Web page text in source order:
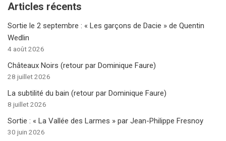
Articles récents
Sortie le 2 septembre : « Les garçons de Dacie » de Quentin
Wedlin
4 août 2026
Châteaux Noirs (retour par Dominique Faure)
28 juillet 2026
La subtilité du bain (retour par Dominique Faure)
8 juillet 2026
Sortie : « La Vallée des Larmes » par Jean-Philippe Fresnoy
30 juin 2026